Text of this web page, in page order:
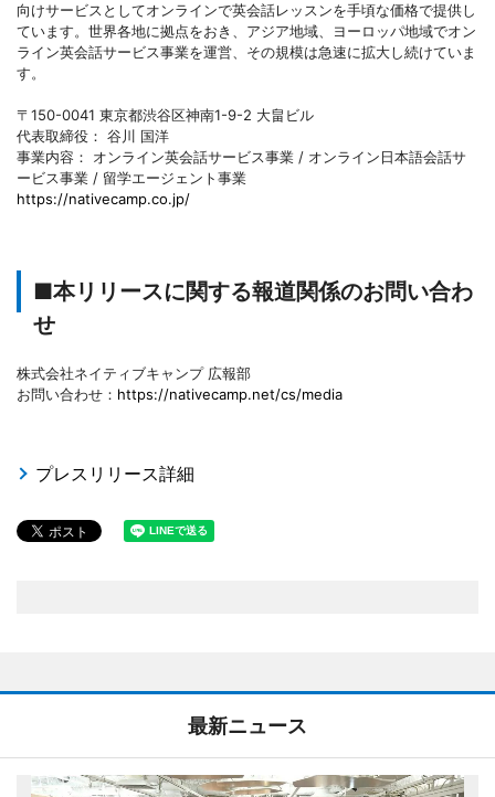
向けサービスとしてオンラインで英会話レッスンを手頃な価格で提供し
ています。世界各地に拠点をおき、アジア地域、ヨーロッパ地域でオン
ライン英会話サービス事業を運営、その規模は急速に拡大し続けていま
す。
〒150-0041 東京都渋谷区神南1-9-2 大畠ビル
代表取締役： 谷川 国洋
事業内容： オンライン英会話サービス事業 / オンライン日本語会話サ
ービス事業 / 留学エージェント事業
https://nativecamp.co.jp/
■本リリースに関する報道関係のお問い合わ
せ
株式会社ネイティブキャンプ 広報部
お問い合わせ： https://nativecamp.net/cs/media
プレスリリース詳細
最新ニュース